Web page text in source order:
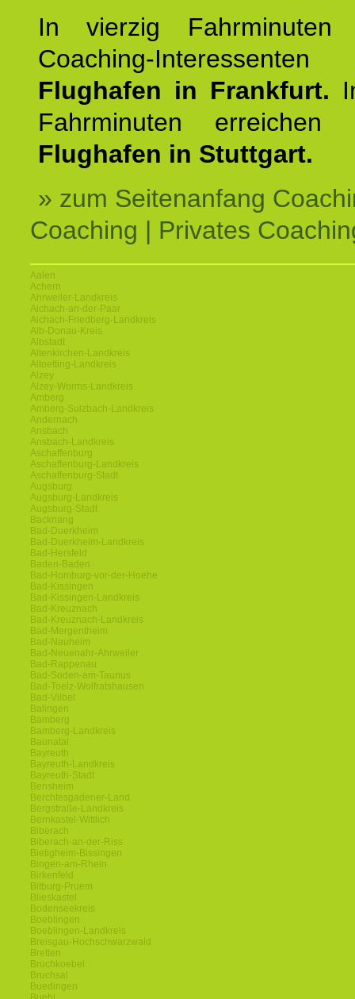
In vierzig Fahrminuten
Coaching-
Flughafen in Frankfurt.
Fahrminuten
Flughafen in Stuttgart.
» zum Seitenanfang
Coaching | Privates
Aalen
Achern
Ahrweiler-Landkreis
Aichach-an-der-Paar
Aichach-Friedberg-Landkreis
Alb-Donau-Kreis
Albstadt
Altenkirchen-Landkreis
Altoetting-Landkreis
Alzey
Alzey-Worms-Landkreis
Amberg
Amberg-Sulzbach-Landkreis
Andernach
Ansbach
Ansbach-Landkreis
Aschaffenburg
Aschaffenburg-Landkreis
Aschaffenburg-Stadt
Augsburg
Augsburg-Landkreis
Augsburg-Stadt
Backnang
Bad-Duerkheim
Bad-Duerkheim-Landkreis
Bad-Hersfeld
Baden-Baden
Bad-Homburg-vor-der-Hoehe
Bad-Kissingen
Bad-Kissingen-Landkreis
Bad-Kreuznach
Bad-Kreuznach-Landkreis
Bad-Mergentheim
Bad-Nauheim
Bad-Neuenahr-Ahrweiler
Bad-Rappenau
Bad-Soden-am-Taunus
Bad-Toelz-Wolfratshausen
Bad-Vilbel
Balingen
Bamberg
Bamberg-Landkreis
Baunatal
Bayreuth
Bayreuth-Landkreis
Bayreuth-Stadt
Bensheim
Berchtesgadener-Land
Bergstraße-Landkreis
Bernkastel-Wittlich
Biberach
Biberach-an-der-Riss
Bietigheim-Bissingen
Bingen-am-Rhein
Birkenfeld
Bitburg-Pruem
Blieskastel
Bodenseekreis
Boeblingen
Boeblingen-Landkreis
Breisgau-Hochschwarzwald
Bretten
Bruchkoebel
Bruchsal
Buedingen